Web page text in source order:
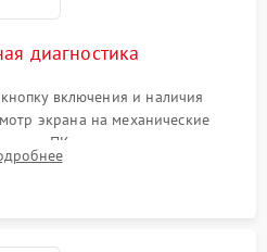
диагностика
включения и наличия
экрана на механические
к ПК для оценки вывода
и выявления артефактов на